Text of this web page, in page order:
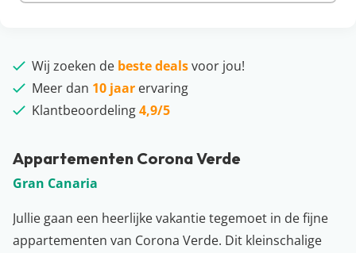
Appartementen Corona Verde
Gran Canaria
Jullie gaan een heerlijke vakantie tegemoet in de fijne
appartementen van Corona Verde. Dit kleinschalige
Wij zoeken de beste dealsvoor jou!
Meer dan 10 jaar ervaring
Klantbeoordeling4,9/5